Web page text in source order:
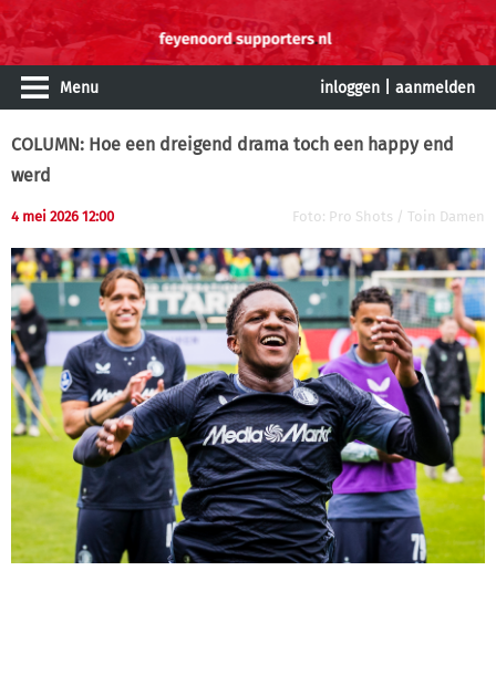
Menu inloggen aanmelden
COLUMN: Hoe een dreigend drama toch een happy end
werd
4 mei 2026 12:00 Foto: Pro Shots / Toin Damen